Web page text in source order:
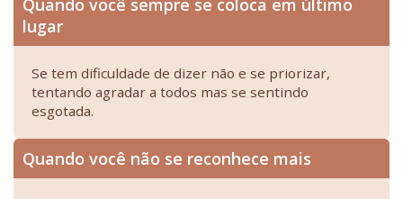
Quando você sempre se coloca em último
lugar
Se tem dificuldade de dizer não e se priorizar,
tentando agradar a todos mas se sentindo
esgotada.
Quando você não se reconhece mais